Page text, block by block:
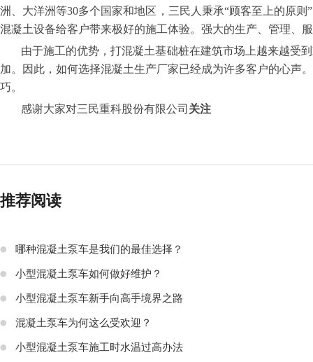
洲、大洋洲等30多个国家和地区，三民人秉承“顾客至上的原
混凝土设备给客户带来极好的施工体验。强大的生产、管理、
由于施工的优势，打混凝土基础桩在建筑市场上越来越受
加。因此，如何选择混凝土生产厂家已经成为许多客户的心声
巧。
感谢大家对三民重科股份有限公司 关注
推荐阅读
哪种混凝土泵车是我们的最佳选择？
小型混凝土泵车如何做好维护？
小型混凝土泵车新手向高手境界之路
混凝土泵车为何这么受欢迎？
小型混凝土泵车施工时水温过高办法